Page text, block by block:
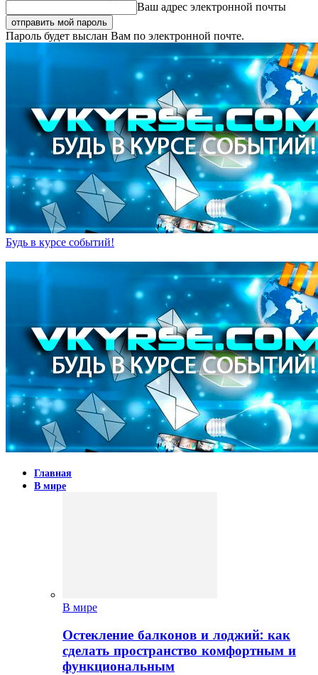
Ваш адрес электронной почты
Пароль будет выслан Вам по электронной почте.
Будь в курсе событий!
Главная
В мире
В мире
Остекление балконов и лоджий: как
сделать пространство комфортным и
функциональным